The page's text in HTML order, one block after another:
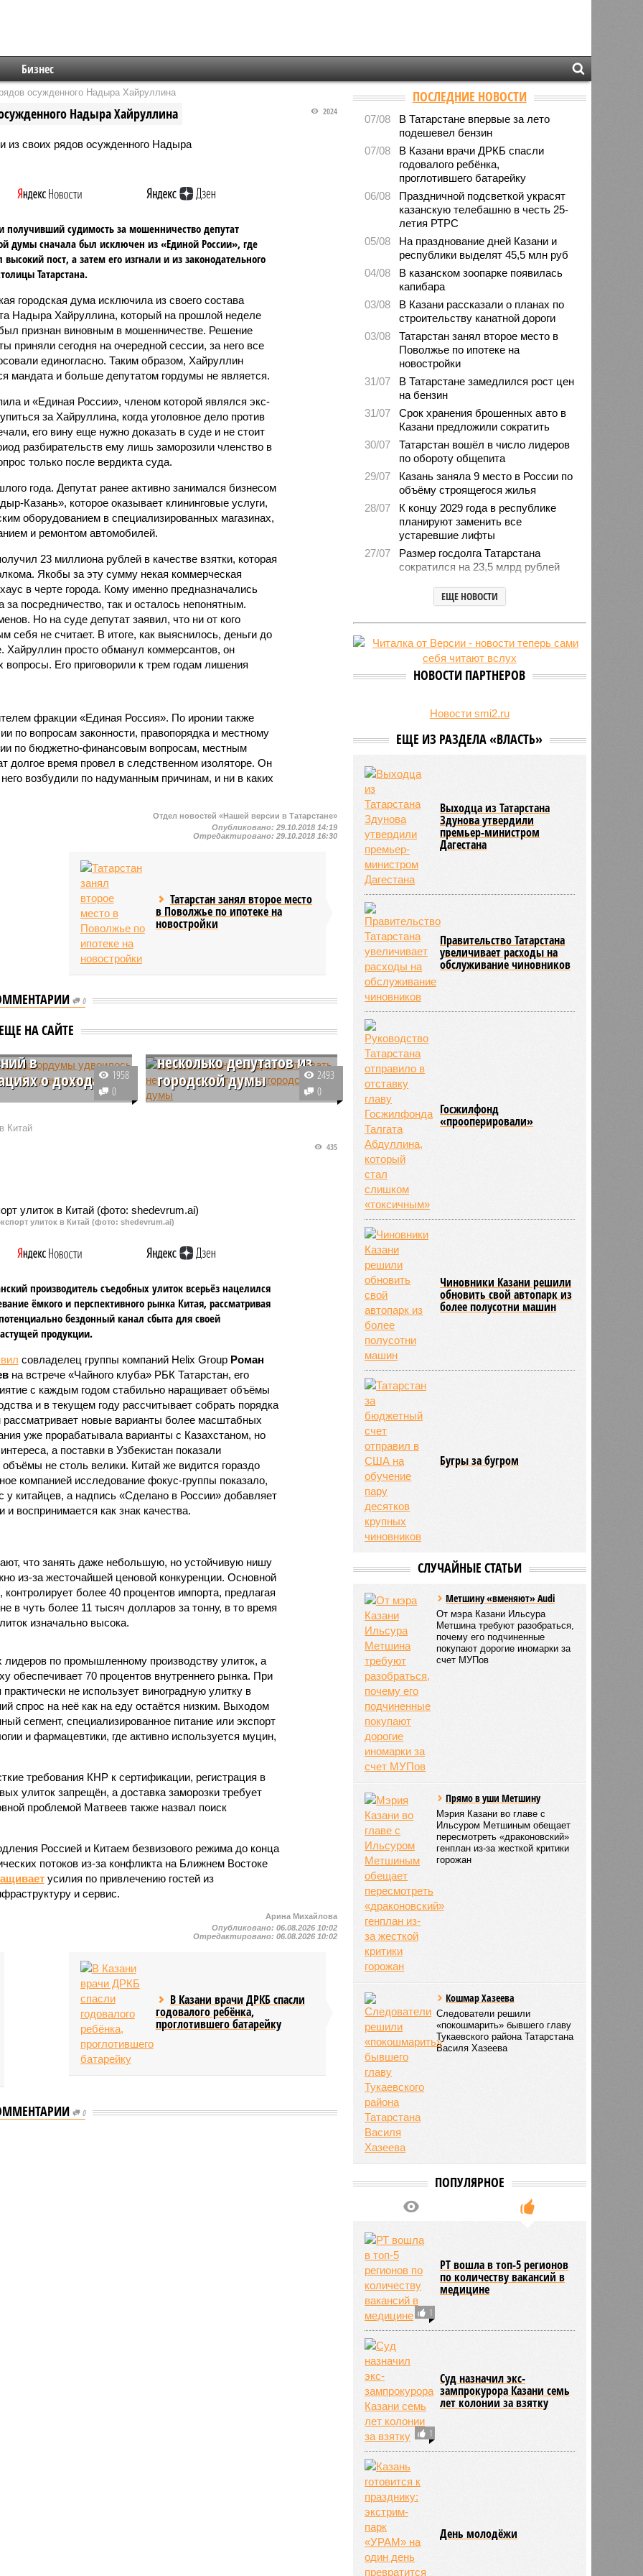
Бизнес
осужденного Надыра Хайруллина
Надыра Хайруллина 2024
получивший судимость за мошенничество депутат
думы сначала был исключен из «Единой России», где
пост, а затем его изгнали и из законодательного
Татарстана.
городская дума исключила из своего состава
Надыра Хайруллина, который на прошлой неделе
признан виновным в мошенничестве. Решение
приняли сегодня на очередной сессии, за него все
единогласно. Таким образом, Хайруллин
мандата и больше депутатом гордумы не является.
и «Единая России», членом которой являлся экс-
за Хайруллина, когда уголовное дело против
его вину еще нужно доказать в суде и не стоит
разбирательств ему лишь заморозили членство в
только после вердикта суда.
года. Депутат ранее активно занимался бизнесом
Казань», которое оказывает клининговые услуги,
оборудованием в специализированных магазинах,
и ремонтом автомобилей.
23 миллиона рублей в качестве взятки, которая
Якобы за эту сумму некая коммерческая
в черте города. Кому именно предназначались
за посредничество, так и осталось непонятным.
Но на суде депутат заявил, что ни от кого
себя не считает. В итоге, как выяснилось, деньги до
Хайруллин просто обманул коммерсантов, он
Его приговорили к трем годам лишения
фракции «Единая Россия». По иронии также
по вопросам законности, правопорядка и местному
по бюджетно-финансовым вопросам, местным
долгое время провел в следственном изоляторе. Он
возбудили по надуманным причинам, и ни в каких
Отдел новостей «Нашей версии в Татарстане»
Опубликовано:29.10.2018 14:19
Отредактировано:29.10.2018 16:30
Татарстан занял второе место
в Поволжье по ипотеке на
новостройки
0
ЕЩЕ НА САЙТЕКазгордумы
число
в
о доходах
городской
при заполнении
очевидно
1958
0
Жители Казани
несколько депутатов из
городской думы
Противники нового Генплана
думы из своих округов. Горожане
интересы.
2493
0
Китай
435
улиток в Китай (фото: shedevrum.ai)
производитель съедобных улиток всерьёз нацелился
ёмкого и перспективного рынка Китая, рассматривая
бездонный канал сбыта для своей
продукции.
совладелец группы компаний Helix Group Роман
на встрече «Чайного клуба» РБК Татарстан, его
с каждым годом стабильно наращивает объёмы
и в текущем году рассчитывает собрать порядка
рассматривает новые варианты более масштабных
уже прорабатывала варианты с Казахстаном, но
а поставки в Узбекистан показали
не столь велики. Китай же видится гораздо
компанией исследование фокус-группы показало,
у китайцев, а надпись «Сделано в России» добавляет
и воспринимается как знак качества.
что занять даже небольшую, но устойчивую нишу
из-за жесточайшей ценовой конкуренции. Основной
более 40 процентов импорта, предлагая
в чуть более 11 тысяч долларов за тонну, в то время
изначально высока.
по промышленному производству улиток, а
обеспечивает 70 процентов внутреннего рынка. При
не использует виноградную улитку в
спрос на неё как на еду остаётся низким. Выходом
сегмент, специализированное питание или экспорт
и фармацевтики, где активно используется муцин,
требования КНР к сертификации, регистрация в
улиток запрещён, а доставка заморозки требует
проблемой Матвеев также назвал поиск
Россией и Китаем безвизового режима до конца
потоков из-за конфликта на Ближнем Востоке
усилия по привлечению гостей из
и сервис.
Арина Михайлова
Опубликовано:06.08.2026 10:02
Отредактировано:06.08.2026 10:02
В Казани врачи ДРКБ спасли
годовалого ребёнка,
проглотившего батарейку
0
ПОСЛЕДНИЕ НОВОСТИ
07/08
В Татарстане впервые за лето
подешевел бензин
07/08
В Казани врачи ДРКБ спасли
годовалого ребёнка,
проглотившего батарейку
06/08
Праздничной подсветкой украсят
казанскую телебашню в честь 25-
летия РТРС
05/08
На празднование дней Казани и
республики выделят 45,5 млн руб
04/08
В казанском зоопарке появилась
капибара
03/08
В Казани рассказали о планах по
строительству канатной дороги
03/08
Татарстан занял второе место в
Поволжье по ипотеке на
новостройки
31/07
В Татарстане замедлился рост цен
на бензин
31/07
Срок хранения брошенных авто в
Казани предложили сократить
30/07
Татарстан вошёл в число лидеров
по обороту общепита
29/07
Казань заняла 9 место в России по
объёму строящегося жилья
28/07
К концу 2029 года в республике
планируют заменить все
устаревшие лифты
27/07
Размер госдолга Татарстана
сократился на 23,5 млрд рублей
Свыше 2,3 млн «квадратов»
нового жилья построили с начала
врезался в дерево и загорелся,
есть погибшие
ЕЩЕ НОВОСТИ
НОВОСТИ ПАРТНЕРОВ
Новости smi2.ru
ЕЩЕ ИЗ РАЗДЕЛА «ВЛАСТЬ»
Выходца из Татарстана
Здунова утвердили
премьер-министром
Дагестана
Правительство Татарстана
увеличивает расходы на
обслуживание чиновников
Госжилфонд
«прооперировали»
Чиновники Казани решили
обновить свой автопарк из
более полусотни машин
Бугры за бугром
СЛУЧАЙНЫЕ СТАТЬИ
Метшину «вменяют» Audi
От мэра Казани Ильсура
Метшина требуют разобраться,
почему его подчиненные
покупают дорогие иномарки за
счет МУПов
Прямо в уши Метшину
Мэрия Казани во главе с
Ильсуром Метшиным обещает
пересмотреть «драконовский»
генплан из-за жесткой критики
горожан
Кошмар Хазеева
Следователи решили
«покошмарить» бывшего главу
Тукаевского района Татарстана
Василя Хазеева
ПОПУЛЯРНОЕ
1
РТ вошла в топ-5 регионов
по количеству вакансий в
медицине
1
Суд назначил экс-
зампрокурора Казани семь
лет колонии за взятку
День молодёжи